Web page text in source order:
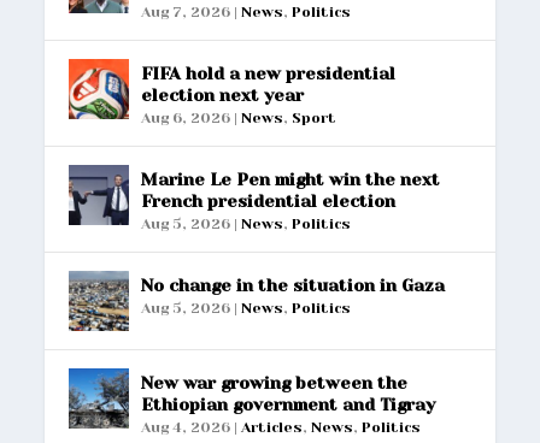
Aug 7, 2026 |News,Politics
FIFA hold a new presidential
election next year
Aug 6, 2026 |News, Sport
Marine Le Pen might win the next
French presidential election
Aug 5, 2026 |News,Politics
No change in the situation in Gaza
Aug 5, 2026 |News,Politics
New war growing between the
Ethiopian government and Tigray
Aug 4, 2026 |Articles,News,Politics